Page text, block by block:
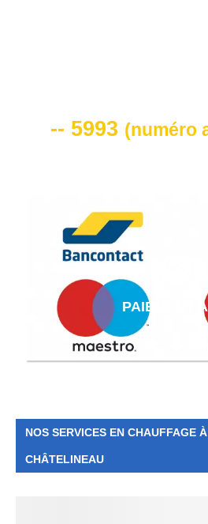
-- 5993 (numéro
PAIEMENT
NOS SERVICES EN CHAUFFAGE
CHÂTELINEAU